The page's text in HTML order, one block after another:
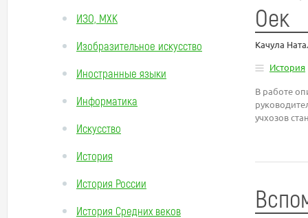
ИЗО, МХК
Изобразительное искусство
Иностранные языки
Информатика
Искусство
История
История России
История Средних веков
Оек
Качула
История
В работе
учхозов